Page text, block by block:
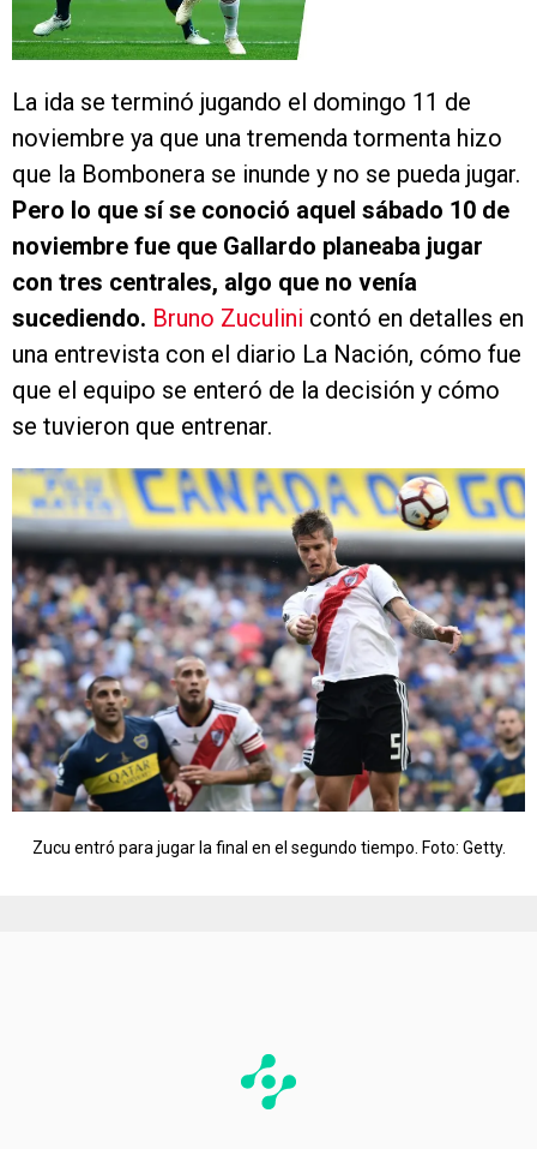
La ida se terminó jugando el domingo 11 de
noviembre ya que una tremenda tormenta hizo
que la Bombonera se inunde y no se pueda jugar.
Pero lo que sí se conoció aquel sábado 10 de
noviembre fue que Gallardo planeaba jugar
con tres centrales, algo que no venía
sucediendo. Bruno Zuculini contó en detalles en
una entrevista con el diario La Nación, cómo fue
que el equipo se enteró de la decisión y cómo
se tuvieron que entrenar.
Zucu entró para jugar la final en el segundo tiempo. Foto: Getty.